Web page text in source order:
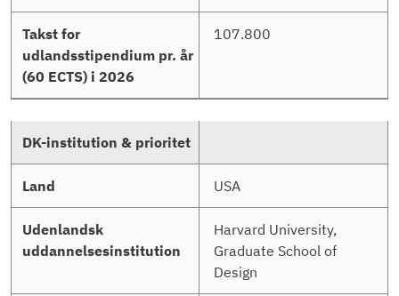
107.800
USA
Harvard University,
Graduate School of
Design